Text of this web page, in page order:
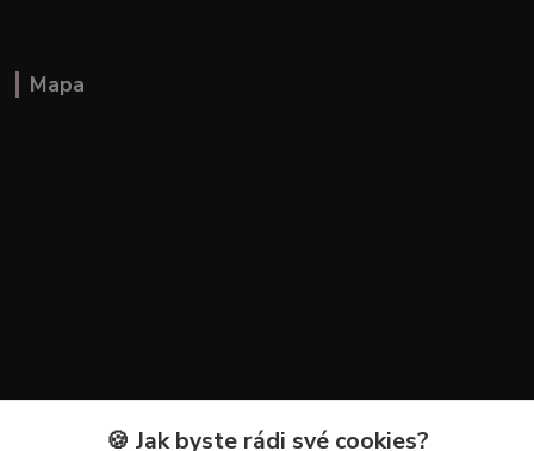
Mapa
Kontakty🍪 Jak byste rádi své cookies?